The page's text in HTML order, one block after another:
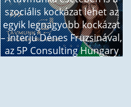
szociális kockázat lehet az
egyik legnagyobb kockázat
– Interjú Dénes Fruzsinával,
az 5P Consulting Hungary